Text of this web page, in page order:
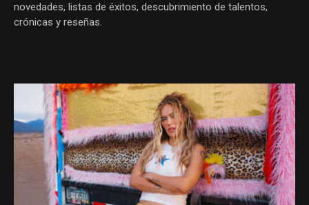
novedades, listas de éxitos, descubrimiento de talentos,
crónicas y reseñas.